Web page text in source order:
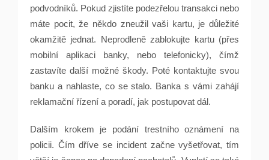
podvodníků. Pokud zjistíte podezřelou transakci nebo
máte pocit, že někdo zneužil vaši kartu, je důležité
okamžitě jednat. Neprodleně zablokujte kartu (přes
mobilní aplikaci banky, nebo telefonicky), čímž
zastavíte další možné škody. Poté kontaktujte svou
banku a nahlaste, co se stalo. Banka s vámi zahájí
reklamační řízení a poradí, jak postupovat dál.
Dalším krokem je podání trestního oznámení na
policii. Čím dříve se incident začne vyšetřovat, tím